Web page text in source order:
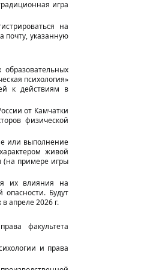
игра
на
почту, указанную
психология»
к действиям в
от Камчатки
физической
или выполнение
живой
(на примере игры
их влияния на
Будут
апреле 2026 г.
факультета
и права